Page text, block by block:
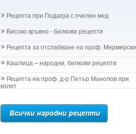
Рецепта при Подагра с пчелен мед
Високо кръвно - билкови рецепти
Рецепта за отслабване на проф. Мермерски
Кашлица – народни, билкови рецепти
Рецепта на проф. д-р Петър Манолов при
колит